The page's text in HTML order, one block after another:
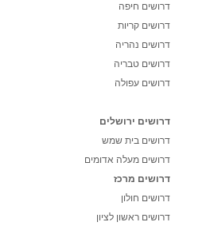
דרושים חיפה
דרושים קריות
דרושים נהריה
דרושים טבריה
דרושים עפולה
דרושים ירושלים
דרושים בית שמש
דרושים מעלה אדומים
דרושים מרכז
דרושים חולון
דרושים ראשון לציון